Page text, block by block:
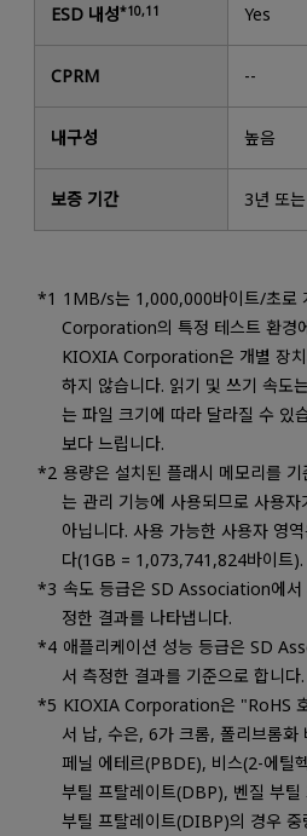
ESD 내성*10,11 Yes
CPRM --
내구성 높음
보증 기간 3년 또
1MB/s는 1,000,000바이트/초로
Corporation의 특정 테스트 환경
KIOXIA Corporation은 개별 장
하지 않습니다. 읽기 및 쓰기 속도
는 파일 크기에 따라 달라질 수 있
보다 느립니다.
용량은 설치된 플래시 메모리를
는 관리 기능에 사용되므로 사용
아닙니다. 사용 가능한 사용자 영
다(1GB = 1,073,741,824바이트).
속도 등급은 SD Association에서
정한 결과를 나타냅니다.
애플리케이션 성능 등급은 SD
서 측정한 결과를 기준으로 합니다.
KIOXIA Corporation은 "RoHS
서 납, 수은, 6가 크롬, 폴리브롬
페닐 에테르(PBDE), 비스(2-에틸
부틸 프탈레이트(DBP), 벤질 부
부틸 프탈레이트(DIBP)의 경우